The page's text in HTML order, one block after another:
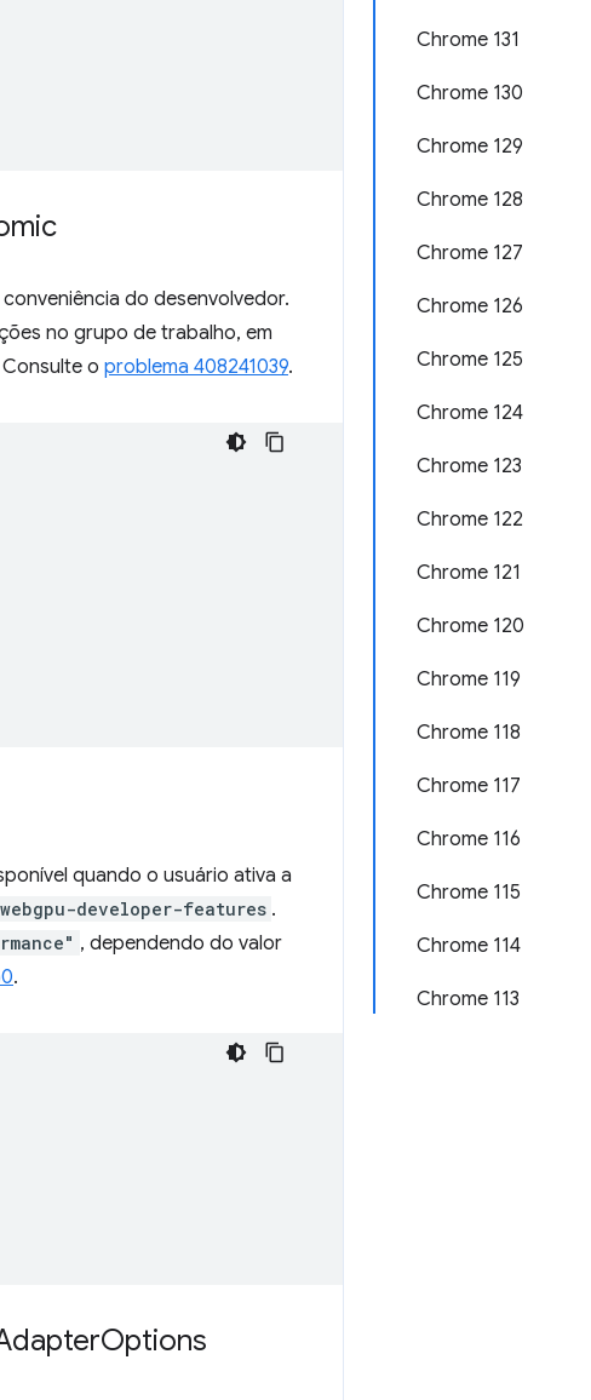
Chrome 131
Chrome 130
Chrome 129
Chrome 128
Chrome 127
Chrome 126
Chrome 125
Chrome 124
Chrome 123
Chrome 122
Chrome 121
Chrome 120
Chrome 119
Chrome 118
Chrome 117
Chrome 116
Chrome 115
Chrome 114
Chrome 113
do desenvolvedor.
no grupo de trabalho, em
o problema 408241039.
quando o usuário ativa a
developer-features .
, dependendo do valor
.
Options